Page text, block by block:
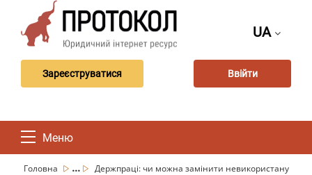
UA
Зареєструватися Ввійти
Меню
Головна ...
Держпраці: чи можна замінити невикористану